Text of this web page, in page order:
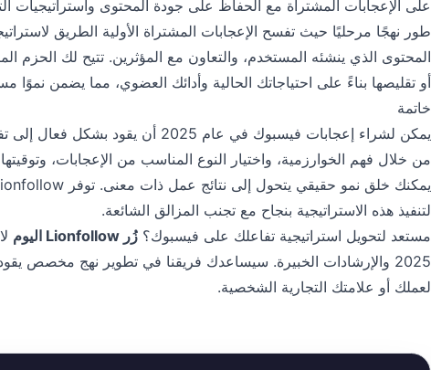
على الإعجابات المشتراة مع الحفاظ على جودة المحتوى واستراتيجيات
طور نهجًا مرحليًا حيث تفسح الإعجابات المشتراة الأولية الطريق
أو تقليصها بناءً على احتياجاتك الحالية وأدائك العضوي، مما يضمن
خاتمة
يمكن لشراء إعجابات فيسبوك في عام
من خلال فهم الخوارزمية، واختيار النوع المناسب من الإعجابات،
لتنفيذ هذه الاستراتيجية بنجاح مع تجنب المزالق الشائعة.
مستعد لتحويل استراتيجية تفاعلك على فيسبوك؟ زُر Lionfollow اليوم
2025 والإرشادات الخبيرة. سيساعدك فريقنا في تطوير نهج مخصص
لعملك أو علامتك التجارية الشخصية.